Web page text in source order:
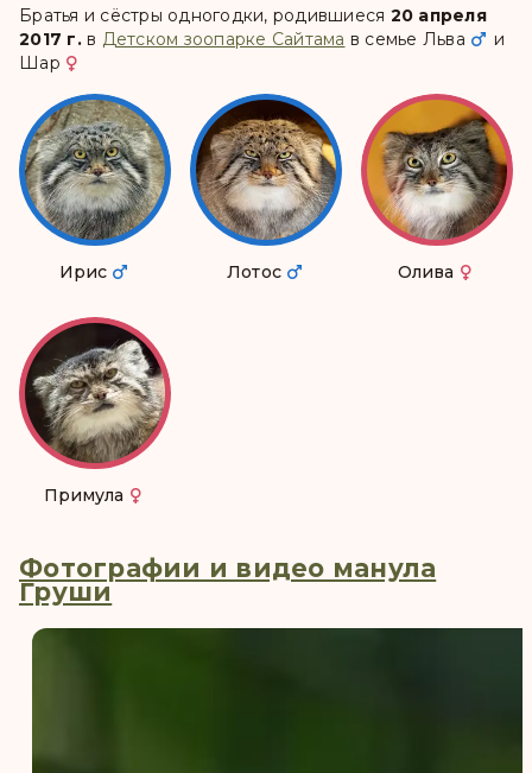
Братья и сёстры одногодки, родившиеся 20 апреля
2017 г.в Детском зоопарке Сайтама в семье Льва
и
Шар
Ирис Лотос Олива
Примула
Фотографии и видео манула
Груши